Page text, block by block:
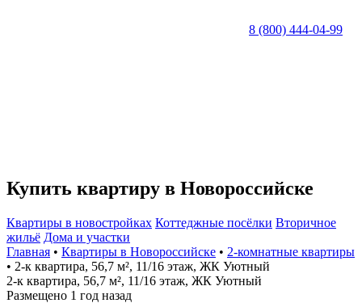
8 (800) 444-04-99
Купить квартиру в Новороссийске
Квартиры в новостройках Коттеджные посёлки Вторичное
жильё Дома и участки
Главная • Квартиры в Новороссийске • 2-комнатные квартиры
• 2-к квартира, 56,7 м², 11/16 этаж, ЖК Уютный
2-к квартира, 56,7 м², 11/16 этаж, ЖК Уютный
Размещено 1 год назад